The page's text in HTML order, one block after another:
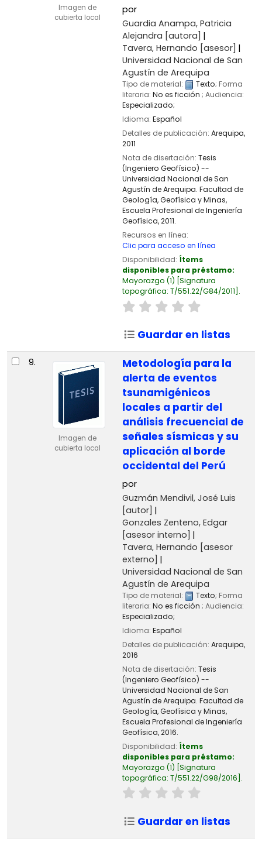
Imagen de
cubierta local
por
Guardia Anampa, Patricia
Alejandra [autora]
Tavera, Hernando [asesor]
Universidad Nacional de San
Agustín de Arequipa
Tipo de material: Texto; Forma
literaria: No es ficción ; Audiencia:
Especializado;
Idioma: Español
Detalles de publicación: Arequipa,
2011
Nota de disertación: Tesis
(Ingeniero Geofísico) --
Universidad Nacional de San
Agustín de Arequipa. Facultad de
Geología, Geofísica y Minas,
Escuela Profesional de Ingeniería
Geofísica, 2011.
Recursos en línea:
Clic para acceso en línea
Disponibilidad: Ítems
disponibles para préstamo:
Mayorazgo (1) Signatura
topográfica: T/551.22/G84/2011 .
Guardar en listas
9.
Imagen de
cubierta local
Metodología para la
alerta de eventos
tsunamigénicos
locales a partir del
análisis frecuencial de
señales sísmicas y su
aplicación al borde
occidental del Perú
por
Guzmán Mendivil, José Luis
[autor]
Gonzales Zenteno, Edgar
[asesor interno]
Tavera, Hernando [asesor
externo]
Universidad Nacional de San
Agustín de Arequipa
Tipo de material: Texto; Forma
literaria: No es ficción ; Audiencia:
Especializado;
Idioma: Español
Detalles de publicación: Arequipa,
2016
Nota de disertación: Tesis
(Ingeniero Geofísico) --
Universidad Nacional de San
Agustín de Arequipa. Facultad de
Geología, Geofísica y Minas,
Escuela Profesional de Ingeniería
Geofísica, 2016.
Disponibilidad: Ítems
disponibles para préstamo:
Mayorazgo (1) Signatura
topográfica: T/551.22/G98/2016 .
Guardar en listas